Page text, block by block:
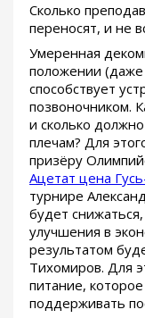
Сколько
переносят, и не
Умеренная
положении
способствует
позвоночником.
и сколько
плечам? Для
призёру
Ацетат цена
турнире
будет
улучшения в
результатом
Тихомиров. Для
питание,
поддерживать